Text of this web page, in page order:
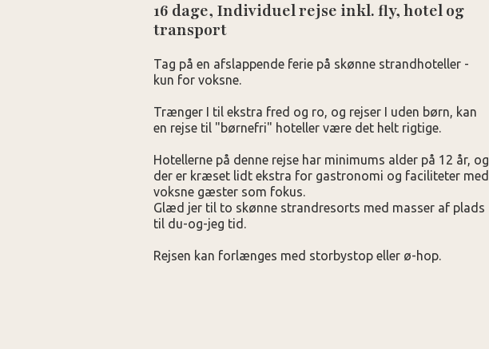
16 dage, Individuel rejse inkl. fly, hotel og
transport
Tag på en afslappende ferie på skønne strandhoteller -
kun for voksne.
Trænger I til ekstra fred og ro, og rejser I uden børn, kan
en rejse til "børnefri" hoteller være det helt rigtige.
Hotellerne på denne rejse har minimums alder på 12 år, og
der er kræset lidt ekstra for gastronomi og faciliteter med
voksne gæster som fokus.
Glæd jer til to skønne strandresorts med masser af plads
til du-og-jeg tid.
Rejsen kan forlænges med storbystop eller ø-hop.